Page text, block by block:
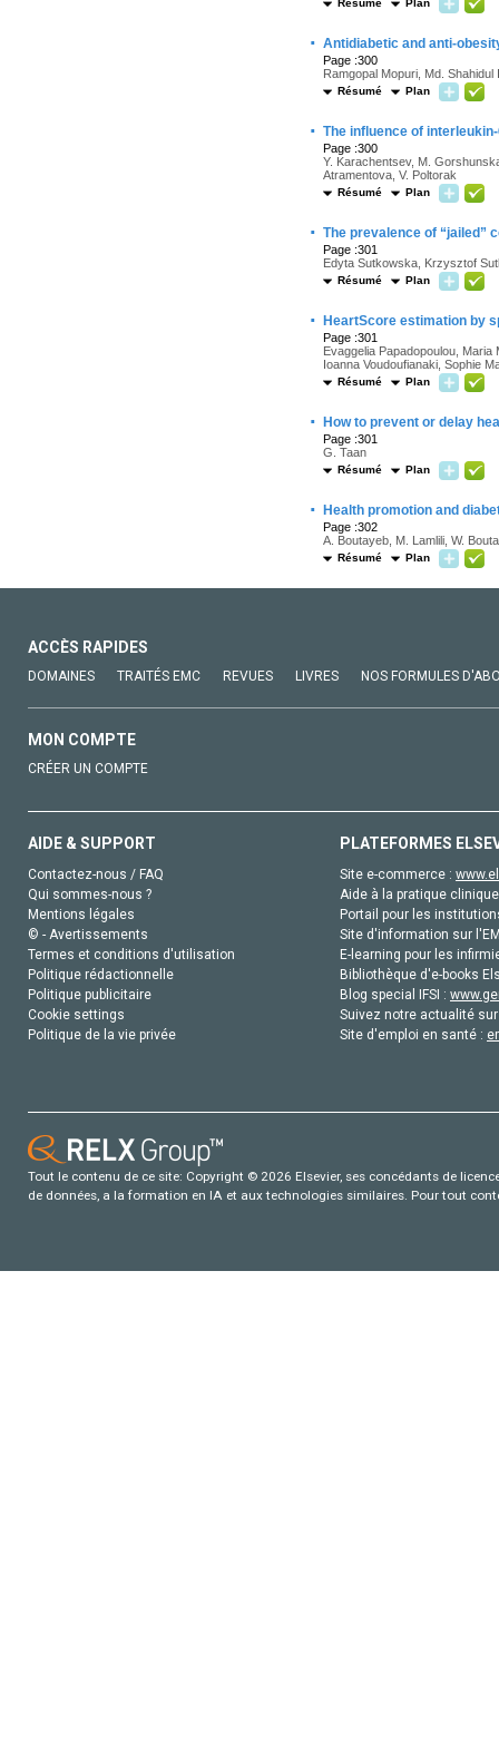
Résumé Plan
· Antidiabetic and anti-
Page :300
Ramgopal Mopuri, Md. Shahidul
Résumé Plan
· The influence of
Page :300
Y. Karachentsev, M.
Atramentova, V. Poltorak
Résumé Plan
· The prevalence of “jailed”
Page :301
Edyta Sutkowska, Krzysztof
Résumé Plan
· HeartScore estimation by
Page :301
Evaggelia Papadopoulou, Maria
Ioanna Voudoufianaki, Sophie
Résumé Plan
· How to prevent or delay
Page :301
G. Taan
Résumé Plan
· Health promotion and
Page :302
A. Boutayeb, M. Lamlili, W.
Résumé Plan
ACCÈS RAPIDES
DOMAINES TRAITÉS EMC REVUES LIVRES NOS FORMULES
MON COMPTE
CRÉER UN COMPTE
AIDE & SUPPORT
Contactez-nous / FAQ
Qui sommes-nous ?
Mentions légales
© - Avertissements
Termes et conditions d'utilisation
Politique rédactionnelle
Politique publicitaire
Cookie settings
Politique de la vie privée
PLATEFORMES
Site e-commerce :
Aide à la pratique
Portail pour les
Site d'information sur
E-learning pour les
Bibliothèque d'e-books
Blog special IFSI :
Suivez notre actualité
Site d'emploi en santé :
Tout le contenu de ce site: Copyright © 2026 Elsevier, ses concédants de
de données, a la formation en IA et aux technologies similaires. Pour tout